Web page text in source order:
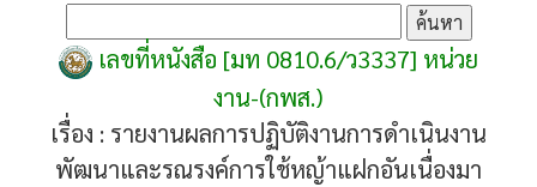
เลขที่หนังสือ [มท 0810.6/ว3337] หน่วย
งาน-(กพส.)
เรื่อง : รายงานผลการปฏิบัติงานการดำเนินงาน
พัฒนาและรณรงค์การใช้หญ้าแฝกอันเนื่องมา